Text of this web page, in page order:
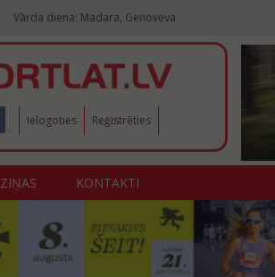
Vārda diena: Madara, Genoveva
Ielogoties Reģistrēties
ZIŅAS KONTAKTI